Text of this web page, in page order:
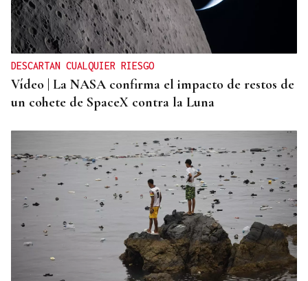
DESCARTAN CUALQUIER RIESGO
Vídeo | La NASA confirma el impacto de restos de
un cohete de SpaceX contra la Luna